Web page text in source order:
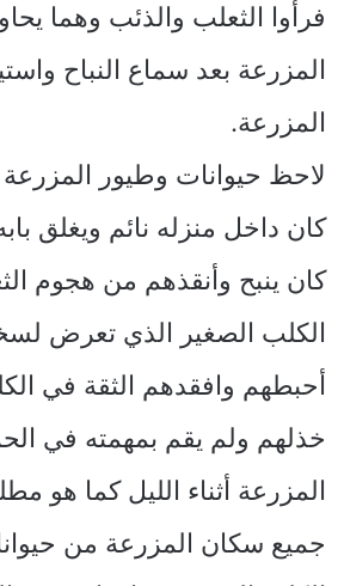
فرأوا الثعلب والذئب وهما
المزرعة بعد سماع النباح
المزرعة.
لاحظ حيوانات وطيور المزرعة
كان داخل منزله نائم ويغلق
كان ينبح وأنقذهم من هجوم
الكلب الصغير الذي تعرض
أحبطهم وافقدهم الثقة في
خذلهم ولم يقم بمهمته في
المزرعة أثناء الليل كما هو
جميع سكان المزرعة من